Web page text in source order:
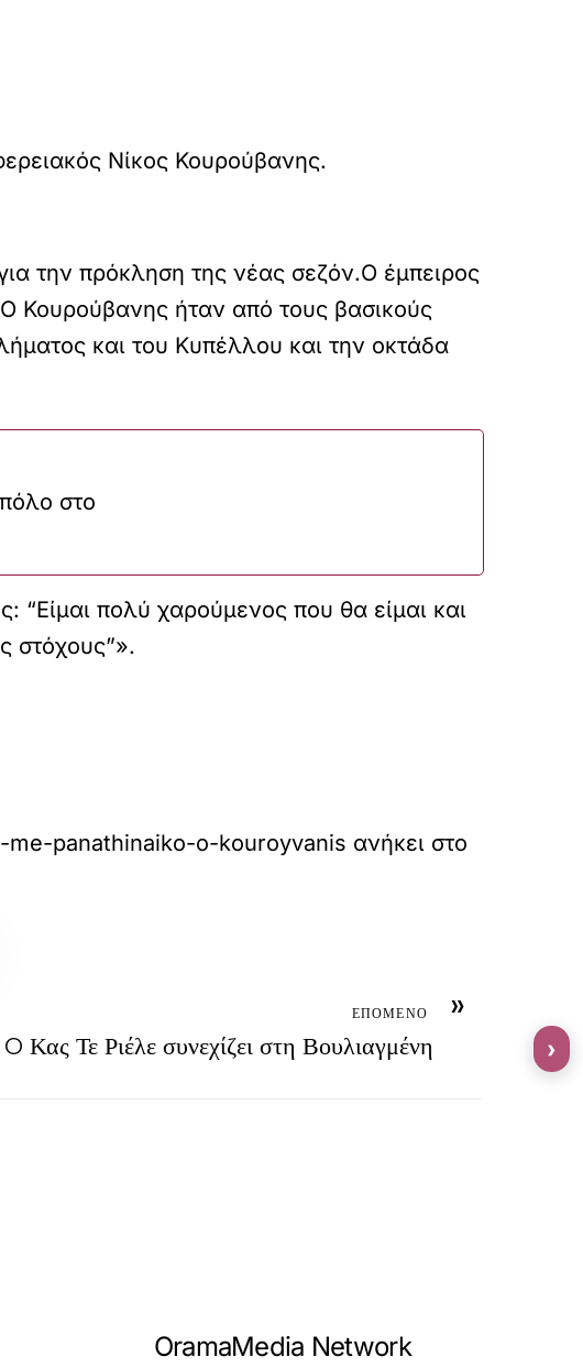
Νίκος Κουρούβανης.
την πρόκληση της νέας σεζόν.Ο έμπειρος
Κουρούβανης ήταν από τους βασικούς
και του Κυπέλλου και την οκτάδα
στο
πολύ χαρούμενος που θα είμαι και
στόχους”».
panathinaiko-o-kouroyvanis ανήκει στο
»
ΕΠΟΜΕΝΟ
O Κας Τε Ριέλε συνεχίζει στη Βουλιαγμένη
OramaMedia Network
›